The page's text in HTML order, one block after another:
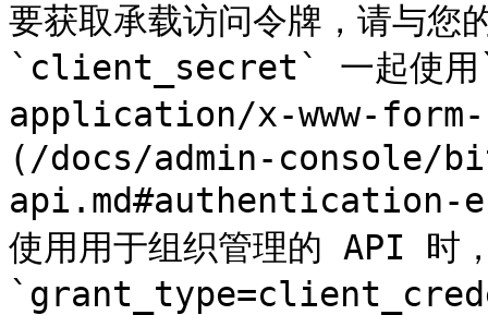
要获取承载访问令牌，请
`client_secret` 一起使
application/x-www-
(/docs/admin-console/
api.md#authentication-
使用用于组织管理的 API 时